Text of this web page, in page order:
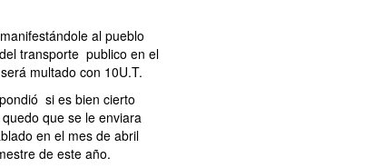
al pueblo
transporte publico en el
multado con 10U.T.
si es bien cierto
que se le enviara
en el mes de abril
de este año.